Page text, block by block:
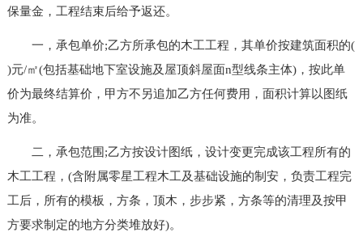
保量金，工程结束后给予返还。
一，承包单价;乙方所承包的木工工程，其单价按建筑面积的(
)元/㎡(包括基础地下室设施及屋顶斜屋面n型线条主体)，按此单
价为最终结算价，甲方不另追加乙方任何费用，面积计算以图纸
为准。
二，承包范围;乙方按设计图纸，设计变更完成该工程所有的
木工工程，(含附属零星工程木工及基础设施的制安，负责工程完
工后，所有的模板，方条，顶木，步步紧，方条等的清理及按甲
方要求制定的地方分类堆放好)。